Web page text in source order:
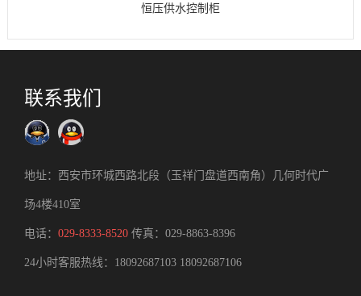
恒压供水控制柜
联系我们
地址：西安市环城西路北段（玉祥门盘道西南角）几何时代广
场4楼410室
电话： 029-8333-8520 传真：029-8863-8396
24小时客服热线： 18092687103 18092687106